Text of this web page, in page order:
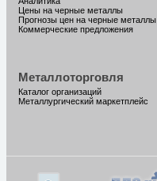
Цены на черные металлы
Прогнозы цен на черные металлы
Коммерческие предложения
Металлоторговля
Каталог организаций
Металлургический маркетплейс